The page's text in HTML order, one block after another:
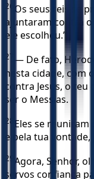
26 Os seus reis se
ajuntaram contra o
ele escolheu.”
27 — De fato,
nesta cidade, com
contra Jesus, o
ser o Messias.
28 Eles se
e pela tua
29 Agora, Senhor,
servos confiança